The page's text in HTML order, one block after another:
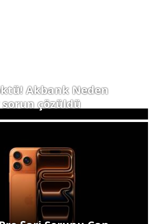
Akbank Neden
sorun çözüldü